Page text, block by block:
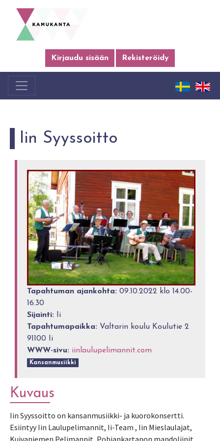
Kirjaudu sisään Rekisteröidy
Iin Syyssoitto
Tapahtuman ajankohta: 09.10.2022 klo 14.00-
16.30
Sijainti: Ii
Tapahtumapaikka: Valtarin koulu Koulutie 2
91100 Ii
WWW-sivu: iinlaulupelimannit.com
Kansanmusiikki
Kuvaus
Iin Syyssoitto on kansanmusiikki- ja kuorokonsertti.
Esiintyy Iin Laulupelimannit, Ii-Team , Iin Mieslaulajat,
Kuivaniemen Pelimannit, Pohjankartanon mandoliinit,